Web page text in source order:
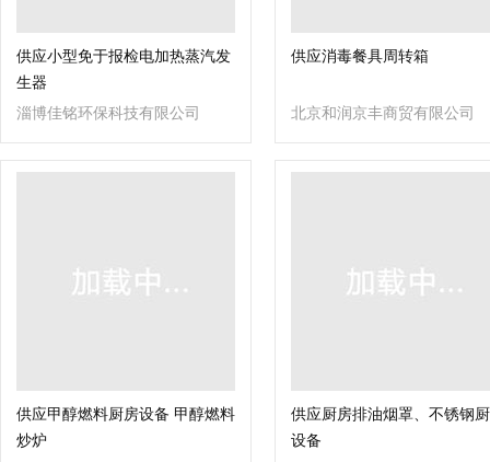
供应小型免于报检电加热蒸汽发
生器
淄博佳铭环保科技有限公司
供应消毒餐具周转箱
北京和润京丰商贸有限公司
供应甲醇燃料厨房设备 甲醇燃料
炒炉
供应厨房排油烟罩、不锈钢
设备